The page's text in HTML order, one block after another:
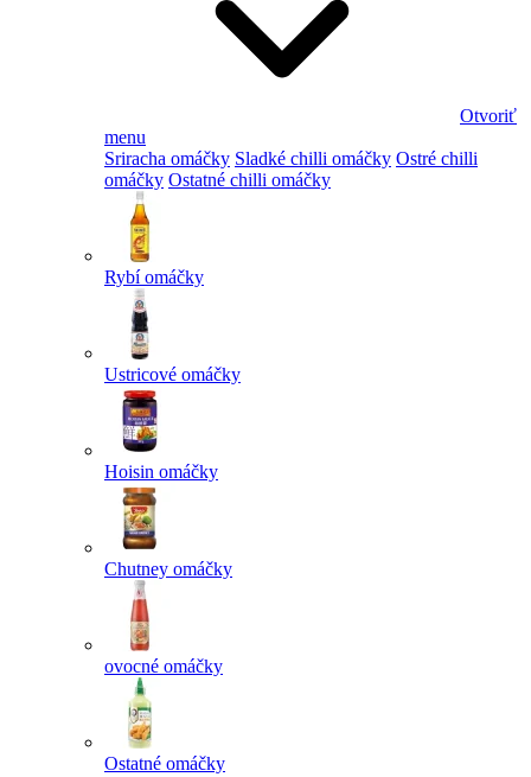
Otvoriť
menu
Sriracha omáčky Sladké chilli omáčky Ostré chilli
omáčky Ostatné chilli omáčky
Rybí omáčky
Ustricové omáčky
Hoisin omáčky
Chutney omáčky
ovocné omáčky
Ostatné omáčky